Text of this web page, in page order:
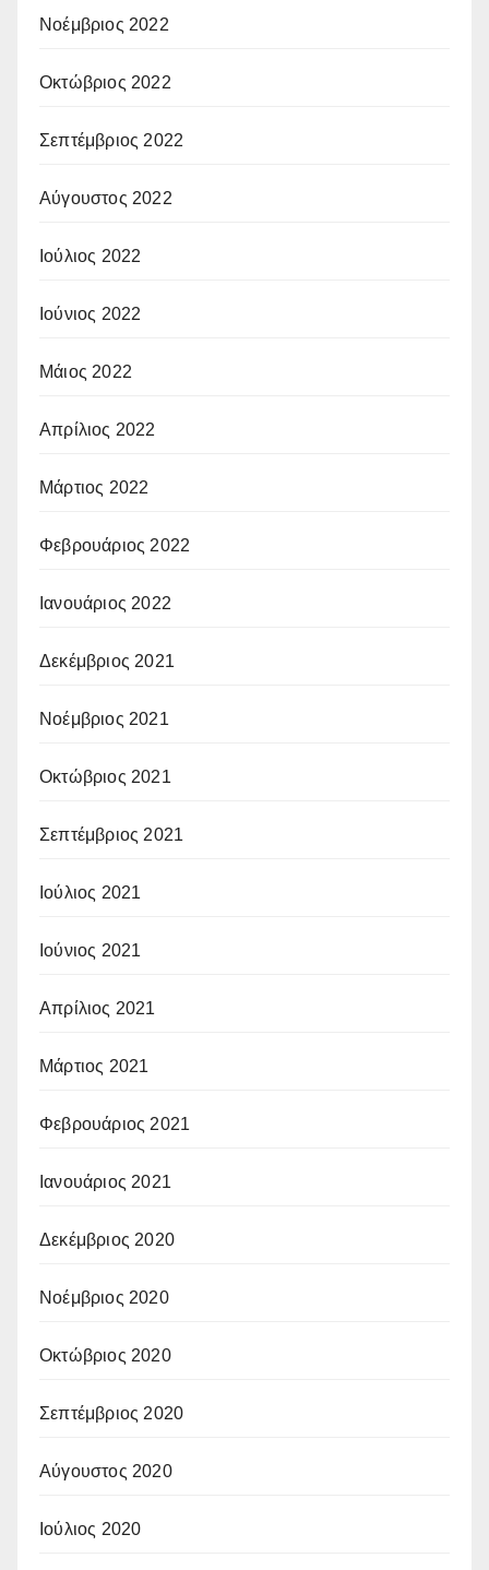
Νοέμβριος 2022
Οκτώβριος 2022
Σεπτέμβριος 2022
Αύγουστος 2022
Ιούλιος 2022
Ιούνιος 2022
Μάιος 2022
Απρίλιος 2022
Μάρτιος 2022
Φεβρουάριος 2022
Ιανουάριος 2022
Δεκέμβριος 2021
Νοέμβριος 2021
Οκτώβριος 2021
Σεπτέμβριος 2021
Ιούλιος 2021
Ιούνιος 2021
Απρίλιος 2021
Μάρτιος 2021
Φεβρουάριος 2021
Ιανουάριος 2021
Δεκέμβριος 2020
Νοέμβριος 2020
Οκτώβριος 2020
Σεπτέμβριος 2020
Αύγουστος 2020
Ιούλιος 2020